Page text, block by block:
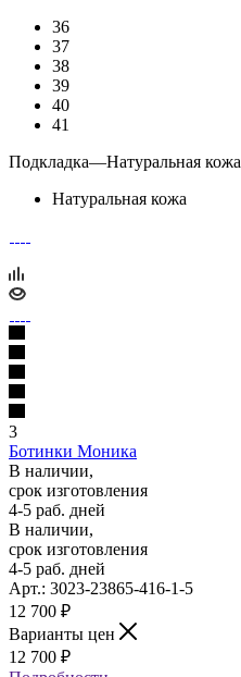
36
37
38
39
40
41
Подкладка—Натуральная кожа
Натуральная кожа
3
Ботинки Моника
В наличии,
срок изготовления
4-5 раб. дней
В наличии,
срок изготовления
4-5 раб. дней
Арт.: 3023-23865-416-1-5
12 700 ₽
Варианты цен
12 700 ₽